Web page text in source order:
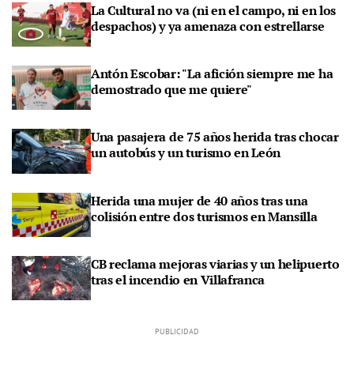
La Cultural no va (ni en el campo, ni en los
despachos) y ya amenaza con estrellarse
Antón Escobar: "La afición siempre me ha
demostrado que me quiere"
Una pasajera de 75 años herida tras chocar
un autobús y un turismo en León
Herida una mujer de 40 años tras una
colisión entre dos turismos en Mansilla
CB reclama mejoras viarias y un helipuerto
tras el incendio en Villafranca